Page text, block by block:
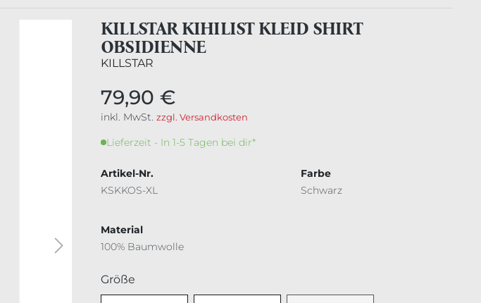
KILLSTAR KIHILIST KLEID SHIRT
OBSIDIENNE
KILLSTAR
79,90 €
inkl. MwSt. zzgl. Versandkosten
Lieferzeit - In 1-5 Tagen bei dir*
Artikel-Nr.
KSKKOS-XL
Farbe
Schwarz
Material
100% Baumwolle
Größe